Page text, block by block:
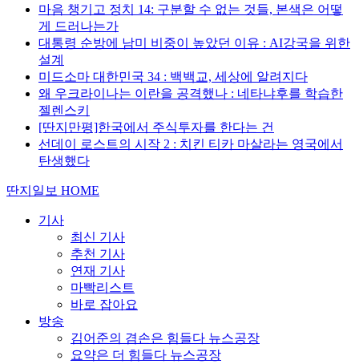
마음 챙기고 정치 14: 구분할 수 없는 것들, 본색은 어떻
게 드러나는가
대통령 순방에 남미 비중이 높았던 이유 : AI강국을 위한
설계
미드소마 대한민국 34 : 백백교, 세상에 알려지다
왜 우크라이나는 이란을 공격했나 : 네타냐후를 학습한
젤렌스키
[딴지만평]한국에서 주식투자를 한다는 건
선데이 로스트의 시작 2 : 치킨 티카 마살라는 영국에서
탄생했다
딴지일보 HOME
기사
최신 기사
추천 기사
연재 기사
마빡리스트
바로 잡아요
방송
김어준의 겸손은 힘들다 뉴스공장
요약은 더 힘들다 뉴스공장